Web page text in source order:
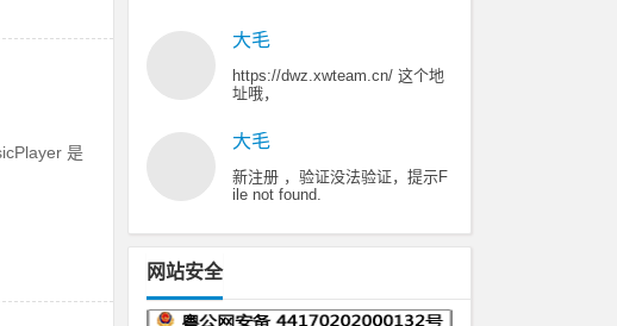
是
大毛
https://dwz.xwteam.cn/ 这个地
址哦，
大毛
新注册 ，验证没法验证，提示F
ile not found.
网站安全